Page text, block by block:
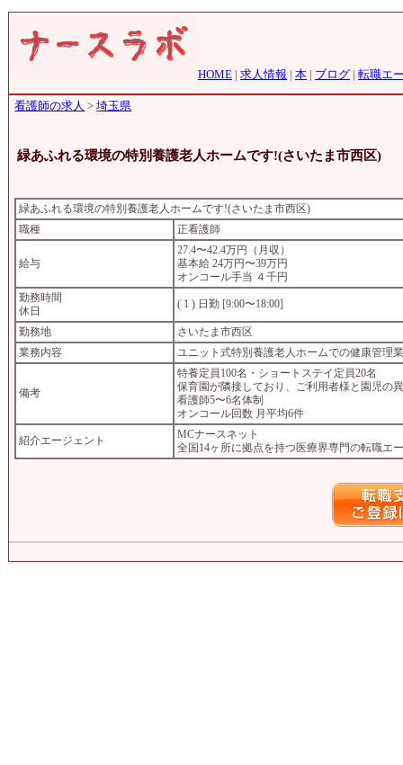
HOME | 求人情報 | 本 | ブログ | 転職エ
看護師の求人 >埼玉県
緑あふれる環境の特別養護老人ホームです!(さいたま市西区)
緑あふれる環境の特別養護老人ホームです!(さいたま市西区)
職種
正看護師
給与
27.4〜42.4万円（月収）
基本給 24万円〜39万円
オンコール手当 ４千円
勤務時間
休日
( 1 ) 日勤 [9:00〜18:00]
勤務地
さいたま市西区
業務内容
ユニット式特別養護老人ホームでの健康管理
備考
特養定員100名・ショートステイ定員20名
保育園が隣接しており、ご利用者様と園児の
看護師5〜6名体制
オンコール回数 月平均6件
紹介エージェント
MCナースネット
全国14ヶ所に拠点を持つ医療界専門の転職エ